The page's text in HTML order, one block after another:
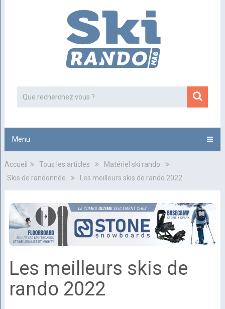
Menu
Accueil Tous les articles
Matériel ski rando
Skis de randonnée
Les meilleurs skis de rando 2022
Les meilleurs skis de
rando 2022